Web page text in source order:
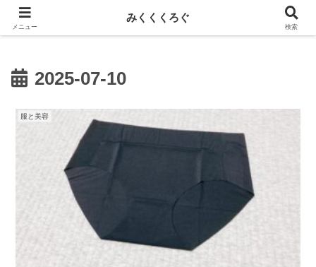
新しい記事はnoteに投稿しています！
2025-07-10
服と美容
メニュー
みくくくろぐ
検索